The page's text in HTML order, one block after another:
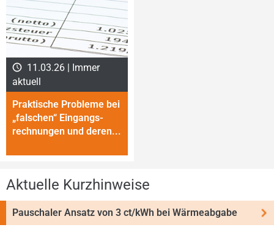
11.03.26 | Immer
aktuell
Praktische Probleme bei
„falschen“ Eingangs­
rech­nungen und deren...
Aktuelle Kurzhinweise
Pauschaler Ansatz von 3 ct/kWh bei Wärmeabgabe